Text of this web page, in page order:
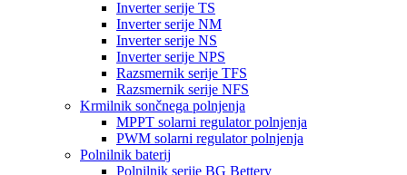
Inverter serije TS
Inverter serije NM
Inverter serije NS
Inverter serije NPS
Razsmernik serije TFS
Razsmernik serije NFS
Krmilnik sončnega polnjenja
MPPT solarni regulator polnjenja
PWM solarni regulator polnjenja
Polnilnik baterij
Polnilnik serije BG Bettery